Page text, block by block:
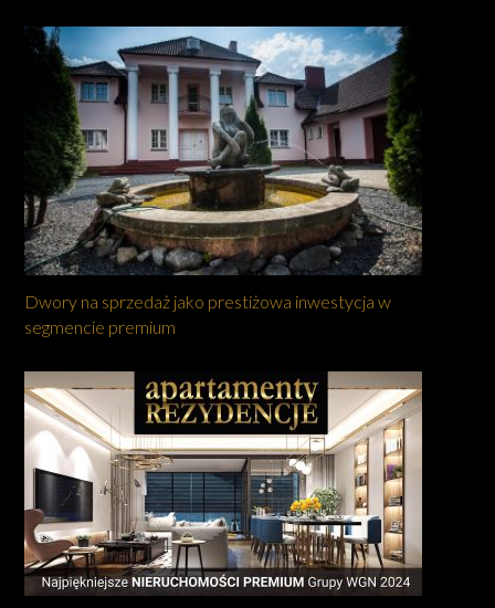
Dwory na sprzedaż jako prestiżowa inwestycja w
segmencie premium